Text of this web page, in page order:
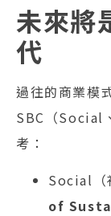
未來將
代
過往的商業模
SBC（Social
考：
Social（
of